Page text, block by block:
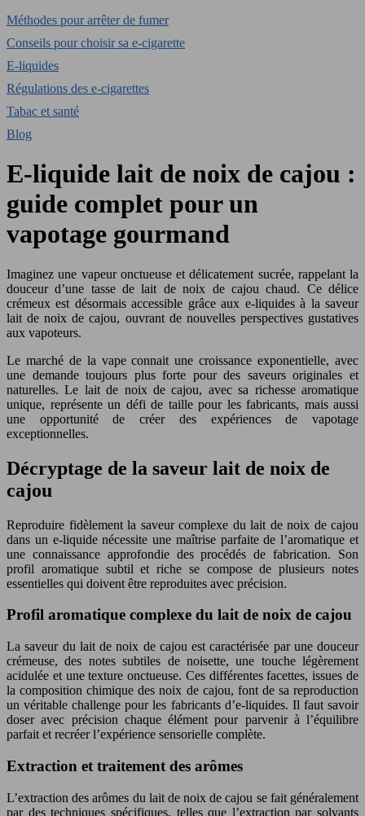
Méthodes pour arrêter de fumer
Conseils pour choisir sa e-cigarette
E-liquides
Régulations des e-cigarettes
Tabac et santé
Blog
E-liquide lait de noix de cajou :
guide complet pour un
vapotage gourmand
Imaginez une vapeur onctueuse et délicatement sucrée, rappelant la
douceur d’une tasse de lait de noix de cajou chaud. Ce délice
crémeux est désormais accessible grâce aux e-liquides à la saveur
lait de noix de cajou, ouvrant de nouvelles perspectives gustatives
aux vapoteurs.
Le marché de la vape connait une croissance exponentielle, avec
une demande toujours plus forte pour des saveurs originales et
naturelles. Le lait de noix de cajou, avec sa richesse aromatique
unique, représente un défi de taille pour les fabricants, mais aussi
une opportunité de créer des expériences de vapotage
exceptionnelles.
Décryptage de la saveur lait de noix de
cajou
Reproduire fidèlement la saveur complexe du lait de noix de cajou
dans un e-liquide nécessite une maîtrise parfaite de l’aromatique et
une connaissance approfondie des procédés de fabrication. Son
profil aromatique subtil et riche se compose de plusieurs notes
essentielles qui doivent être reproduites avec précision.
Profil aromatique complexe du lait de noix de cajou
La saveur du lait de noix de cajou est caractérisée par une douceur
crémeuse, des notes subtiles de noisette, une touche légèrement
acidulée et une texture onctueuse. Ces différentes facettes, issues de
la composition chimique des noix de cajou, font de sa reproduction
un véritable challenge pour les fabricants d’e-liquides. Il faut savoir
doser avec précision chaque élément pour parvenir à l’équilibre
parfait et recréer l’expérience sensorielle complète.
Extraction et traitement des arômes
L’extraction des arômes du lait de noix de cajou se fait généralement
par des techniques spécifiques, telles que l’extraction par solvants